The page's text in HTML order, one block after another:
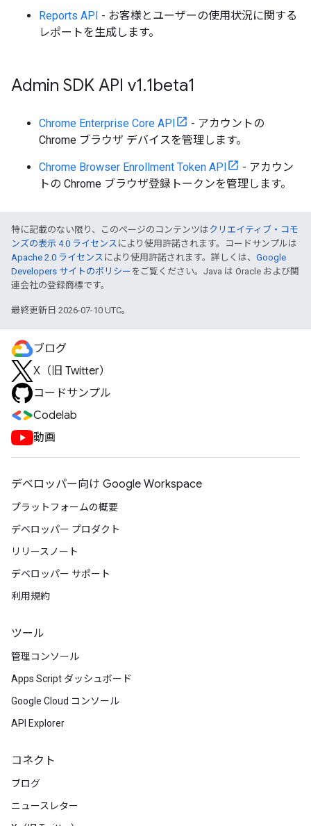
Reports API - お客様とユーザーの使用状況に関する
レポートを生成します。
Admin SDK API v1.1beta1
Chrome Enterprise Core API
- アカウントの
Chrome ブラウザ デバイスを管理します。
Chrome Browser Enrollment Token API
- アカウン
トの Chrome ブラウザ登録トークンを管理します。
特に記載のない限り、このページのコンテンツはクリエイティブ・コモ
ンズの表示 4.0 ライセンス により使用許諾されます。コードサンプルは
Apache 2.0 ライセンス により使用許諾されます。詳しくは、 Google
Developers サイトのポリシー をご覧ください。Java は Oracle および関
連会社の登録商標です。
最終更新日 2026-07-10 UTC。
ブログ
X（旧 Twitter）
コードサンプル
Codelab
動画
デベロッパー向け Google Workspace
プラットフォームの概要
デベロッパー プロダクト
リリースノート
デベロッパー サポート
利用規約
ツール
管理コンソール
Apps Script ダッシュボード
Google Cloud コンソール
API Explorer
コネクト
ブログ
ニュースレター